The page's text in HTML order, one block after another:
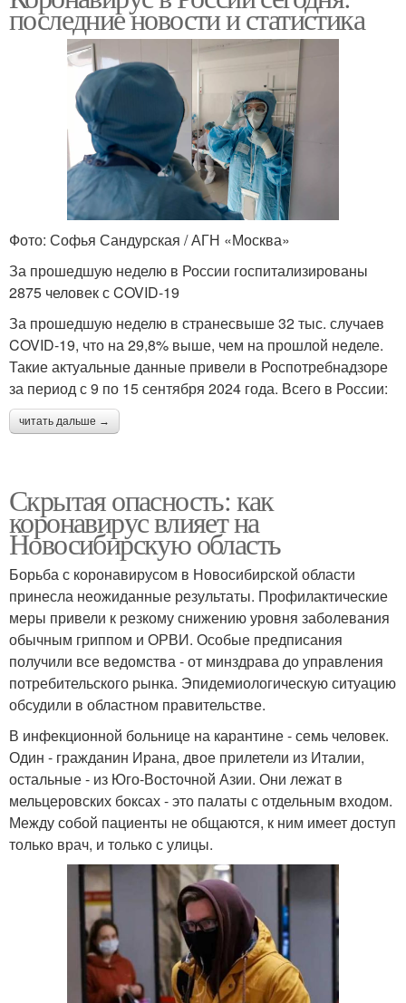
последние новости и статистика
Фото: Софья Сандурская / АГН «Москва»
За прошедшую неделю в России госпитализированы
2875 человек с COVID-19
За прошедшую неделю в странесвыше 32 тыс. случаев
COVID-19, что на 29,8% выше, чем на прошлой неделе.
Такие актуальные данные привели в Роспотребнадзоре
за период с 9 по 15 сентября 2024 года. Всего в России:
читать дальше →
Скрытая опасность: как
коронавирус влияет на
Новосибирскую область
Борьба с коронавирусом в Новосибирской области
принесла неожиданные результаты. Профилактические
меры привели к резкому снижению уровня заболевания
обычным гриппом и ОРВИ. Особые предписания
получили все ведомства - от минздрава до управления
потребительского рынка. Эпидемиологическую ситуацию
обсудили в областном правительстве.
В инфекционной больнице на карантине - семь человек.
Один - гражданин Ирана, двое прилетели из Италии,
остальные - из Юго-Восточной Азии. Они лежат в
мельцеровских боксах - это палаты с отдельным входом.
Между собой пациенты не общаются, к ним имеет доступ
только врач, и только с улицы.